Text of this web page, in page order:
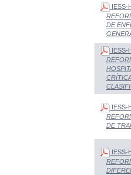
IESS-
DE
IESS-
IESS-
DE
IESS-